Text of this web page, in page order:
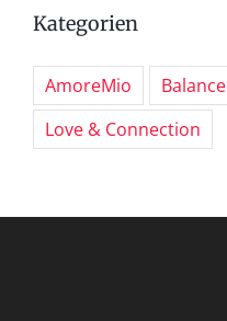
Kategorien
AmoreMio Balance
Love & Connection